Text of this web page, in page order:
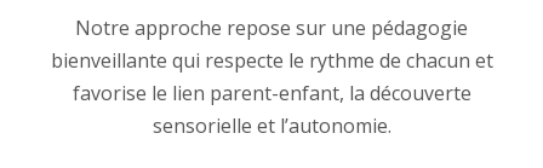
Notre approche repose sur une pédagogie
bienveillante qui respecte le rythme de chacun et
favorise le lien parent-enfant, la découverte
sensorielle et l’autonomie.